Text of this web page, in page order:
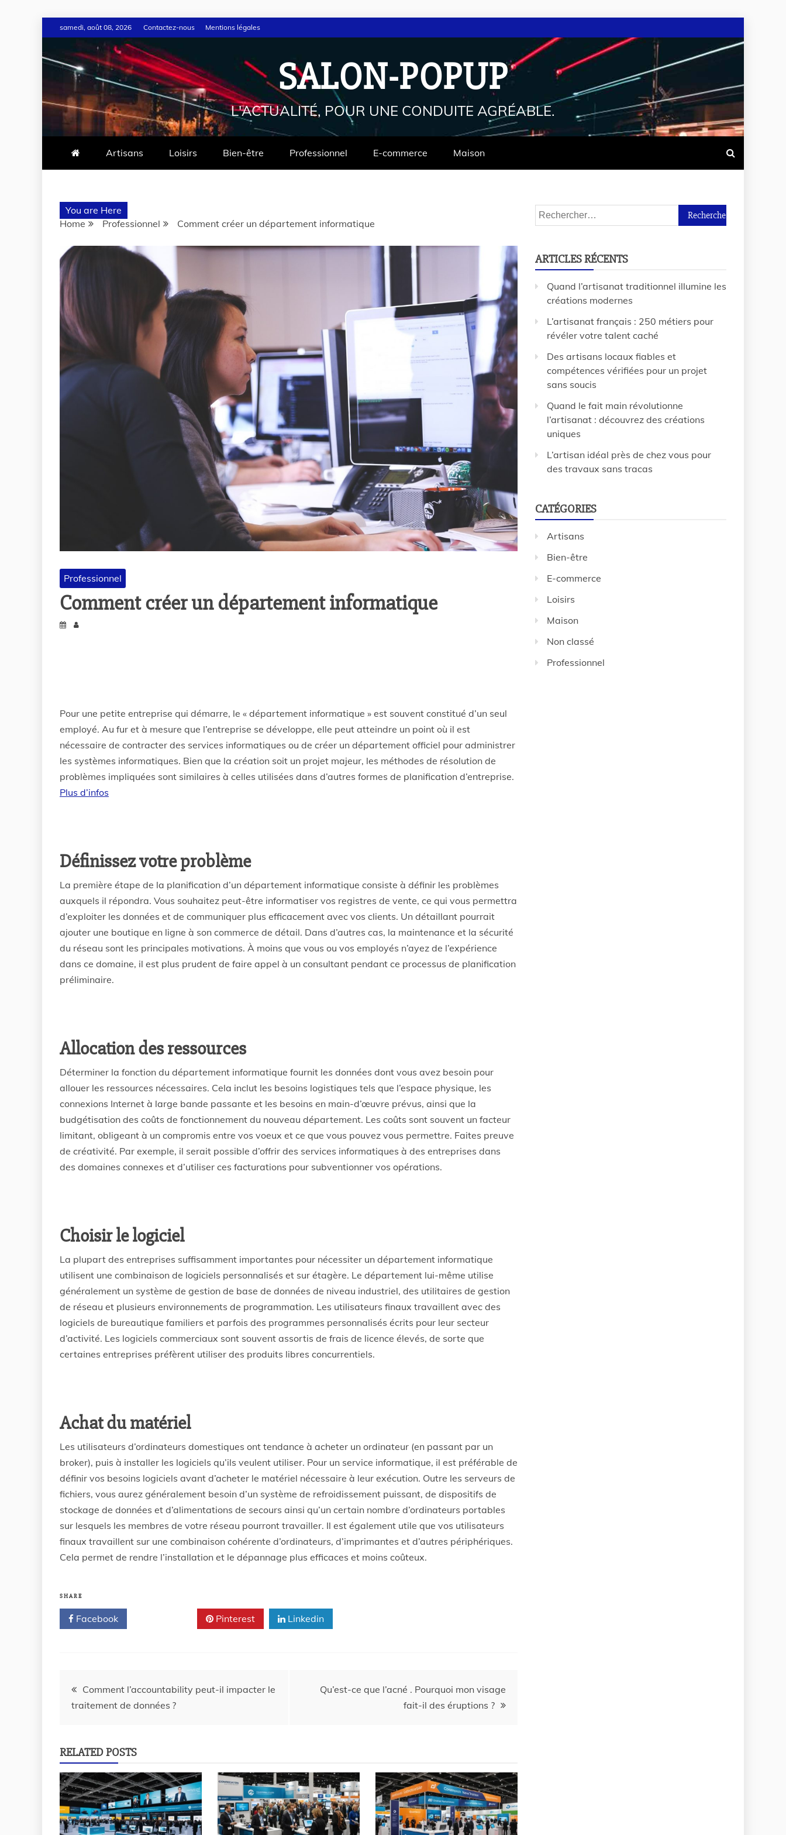
samedi, août 08, 2026 Contactez-nous Mentions légales
SALON-POPUP
L'ACTUALITÉ, POUR UNE CONDUITE AGRÉABLE.
Artisans Loisirs Bien-être Professionnel E-commerce Maison
You are Here
Home
Professionnel Comment créer un département informatique
Professionnel
Comment créer un département informatique
Pour une petite entreprise qui démarre, le « département informatique » est souvent constitué d’un seul
employé. Au fur et à mesure que l’entreprise se développe, elle peut atteindre un point où il est
nécessaire de contracter des services informatiques ou de créer un département officiel pour administrer
les systèmes informatiques. Bien que la création soit un projet majeur, les méthodes de résolution de
problèmes impliquées sont similaires à celles utilisées dans d’autres formes de planification d’entreprise.
Plus d’infos
Définissez votre problème
La première étape de la planification d’un département informatique consiste à définir les problèmes
auxquels il répondra. Vous souhaitez peut-être informatiser vos registres de vente, ce qui vous permettra
d’exploiter les données et de communiquer plus efficacement avec vos clients. Un détaillant pourrait
ajouter une boutique en ligne à son commerce de détail. Dans d’autres cas, la maintenance et la sécurité
du réseau sont les principales motivations. À moins que vous ou vos employés n’ayez de l’expérience
dans ce domaine, il est plus prudent de faire appel à un consultant pendant ce processus de planification
préliminaire.
Allocation des ressources
Déterminer la fonction du département informatique fournit les données dont vous avez besoin pour
allouer les ressources nécessaires. Cela inclut les besoins logistiques tels que l’espace physique, les
connexions Internet à large bande passante et les besoins en main-d’œuvre prévus, ainsi que la
budgétisation des coûts de fonctionnement du nouveau département. Les coûts sont souvent un facteur
limitant, obligeant à un compromis entre vos voeux et ce que vous pouvez vous permettre. Faites preuve
de créativité. Par exemple, il serait possible d’offrir des services informatiques à des entreprises dans
des domaines connexes et d’utiliser ces facturations pour subventionner vos opérations.
Choisir le logiciel
La plupart des entreprises suffisamment importantes pour nécessiter un département informatique
utilisent une combinaison de logiciels personnalisés et sur étagère. Le département lui-même utilise
généralement un système de gestion de base de données de niveau industriel, des utilitaires de gestion
de réseau et plusieurs environnements de programmation. Les utilisateurs finaux travaillent avec des
logiciels de bureautique familiers et parfois des programmes personnalisés écrits pour leur secteur
d’activité. Les logiciels commerciaux sont souvent assortis de frais de licence élevés, de sorte que
certaines entreprises préfèrent utiliser des produits libres concurrentiels.
Achat du matériel
Les utilisateurs d’ordinateurs domestiques ont tendance à acheter un ordinateur (en passant par un
broker), puis à installer les logiciels qu’ils veulent utiliser. Pour un service informatique, il est préférable de
définir vos besoins logiciels avant d’acheter le matériel nécessaire à leur exécution. Outre les serveurs de
fichiers, vous aurez généralement besoin d’un système de refroidissement puissant, de dispositifs de
stockage de données et d’alimentations de secours ainsi qu’un certain nombre d’ordinateurs portables
sur lesquels les membres de votre réseau pourront travailler. Il est également utile que vos utilisateurs
finaux travaillent sur une combinaison cohérente d’ordinateurs, d’imprimantes et d’autres périphériques.
Cela permet de rendre l’installation et le dépannage plus efficaces et moins coûteux.
SHARE
Facebook Pinterest Linkedin
Comment l’accountability peut-il impacter le
traitement de données ?
Qu’est-ce que l’acné . Pourquoi mon visage
fait-il des éruptions ?
RELATED POSTS
ARTICLES RÉCENTS
Quand l’artisanat traditionnel illumine les
créations modernes
L’artisanat français : 250 métiers pour
révéler votre talent caché
Des artisans locaux fiables et
compétences vérifiées pour un projet
sans soucis
Quand le fait main révolutionne
l’artisanat : découvrez des créations
uniques
L’artisan idéal près de chez vous pour
des travaux sans tracas
CATÉGORIES
Artisans
Bien-être
E-commerce
Loisirs
Maison
Non classé
Professionnel